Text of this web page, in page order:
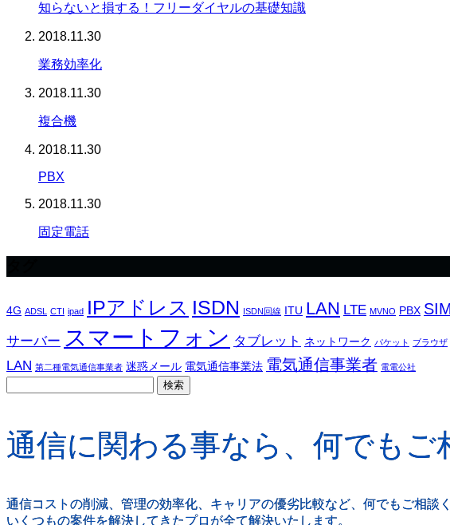
知らないと損する！フリーダイヤルの基礎知識
2018.11.30
業務効率化
2018.11.30
複合機
2018.11.30
PBX
2018.11.30
固定電話
4G ADSL CTI ipad IPアドレス ISDN ISDN回線 ITU LAN LTE MVNO PBX SIM
サーバー スマートフォン タブレット ネットワーク パケット ブラウザ
LAN 第二種電気通信事業者 迷惑メール 電気通信事業法 電気通信事業者 電電公社
通信に関わる事なら、何でもご
通信コストの削減、管理の効率化、キャリアの優劣比較など、何でもご相談く
いくつもの案件を解決してきたプロが全て解決いたします。